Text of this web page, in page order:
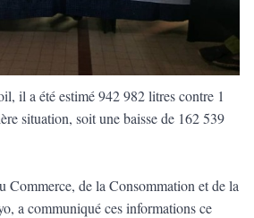
il a été estimé 942 982 litres contre 1
situation, soit une baisse de 162 539
Commerce, de la Consommation et de la
a communiqué ces informations ce